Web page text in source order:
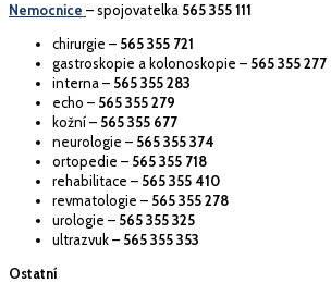
Nemocnice – spojovatelka 565 355 111
chirurgie – 565 355 721
gastroskopie a kolonoskopie – 565 355 277
interna – 565 355 283
echo – 565 355 279
kožní – 565 355 677
neurologie – 565 355 374
ortopedie – 565 355 718
rehabilitace – 565 355 410
revmatologie – 565 355 278
urologie – 565 355 325
ultrazvuk – 565 355 353
Ostatní